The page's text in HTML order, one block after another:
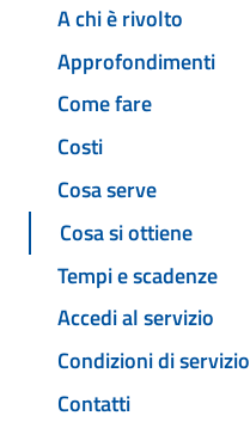
A chi è rivolto
Approfondimenti
Come fare
Costi
Cosa serve
Cosa si ottiene
Tempi e scadenze
Accedi al servizio
Condizioni di servizio
Contatti